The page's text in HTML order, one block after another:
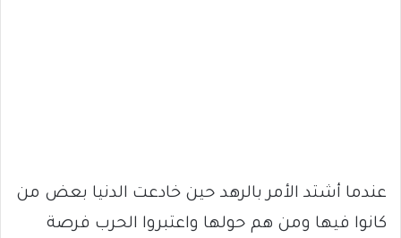
عندما أشتد الأمر بالرهد حين خادعت الدنيا بعض من
كانوا فيها ومن هم حولها واعتبروا الحرب فرصة